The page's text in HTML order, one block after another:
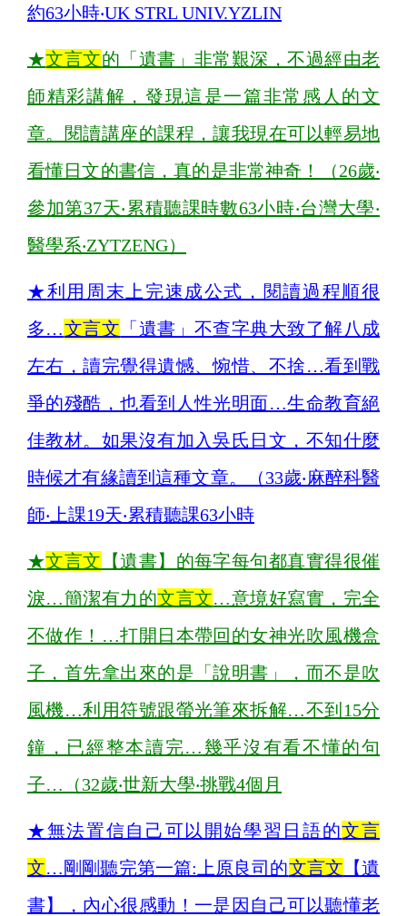
約63小時‧UK STRL UNIV.YZLIN
★文言文的「遺書」非常艱深，不過經由老
師精彩講解，發現這是一篇非常感人的文
章。閱讀講座的課程，讓我現在可以輕易地
看懂日文的書信，真的是非常神奇！（26歲‧
參加第37天‧累積聽課時數63小時‧台灣大學‧
醫學系‧ZYTZENG）
★利用周末上完速成公式，閱讀過程順很
多…文言文 「遺書」不查字典大致了解八成
左右，讀完覺得遺憾、惋惜、不捨…看到戰
爭的殘酷，也看到人性光明面…生命教育絕
佳教材。如果沒有加入吳氏日文，不知什麼
時候才有緣讀到這種文章。（33歲‧麻醉科醫
師‧上課19天‧累積聽課63小時
★文言文 【遺書】的每字每句都真實得很催
淚…簡潔有力的文言文…意境好寫實，完全
不做作！…打開日本帶回的女神光吹風機盒
子，首先拿出來的是「說明書」，而不是吹
風機…利用符號跟螢光筆來拆解…不到15分
鐘，已經整本讀完…幾乎沒有看不懂的句
子…（32歲‧世新大學‧挑戰4個月
★無法置信自己可以開始學習日語的文言
文…剛剛聽完第一篇:上原良司的文言文 【遺
書】，內心很感動！一是因自己可以聽懂老